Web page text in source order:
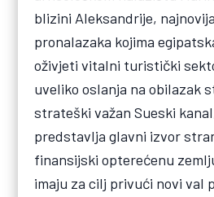
blizini Aleksandrije,
pronalazaka kojima
oživjeti vitalni turistički
uveliko oslanja na obilazak
strateški važan Sueski
predstavlja glavni izvor
finansijski opterećenu
imaju za cilj privući novi val